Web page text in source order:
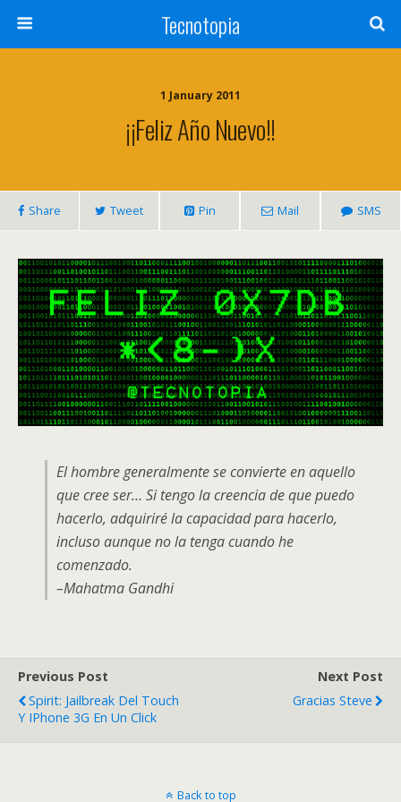
Tecnotopia
1 January 2011
¡¡Feliz Año Nuevo!!
Share Tweet Pin Mail SMS
El hombre generalmente se convierte en aquello
que cree ser… Si tengo la creencia de que puedo
hacerlo, adquiriré la capacidad para hacerlo,
incluso aunque no la tenga cuando he
comenzado.
–Mahatma Gandhi
Previous Post
Spirit: Jailbreak Del Touch
Y IPhone 3G En Un Click
Next Post
Gracias Steve
Back to top